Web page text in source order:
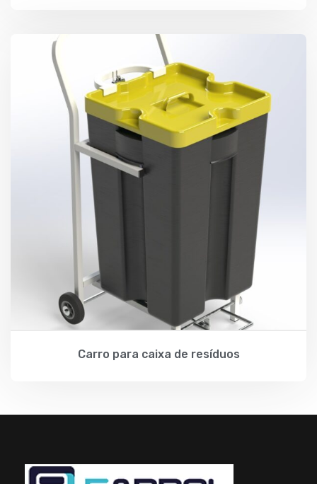
Carro para caixa de resíduos